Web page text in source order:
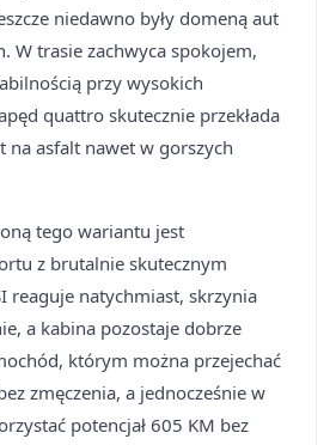
niedawno były domeną aut
W trasie zachwyca spokojem,
przy wysokich
quattro skutecznie przekłada
asfalt nawet w gorszych
tego wariantu jest
z brutalnie skutecznym
reaguje natychmiast, skrzynia
a kabina pozostaje dobrze
którym można przejechać
zmęczenia, a jednocześnie w
potencjał 605 KM bez